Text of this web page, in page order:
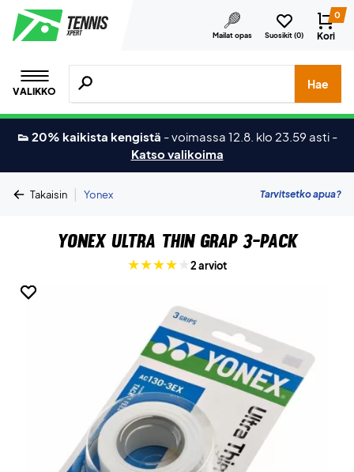
Mailat opas Suosikit (0)
0
Kori
VALIKKO
Hae tuotteita, merkkejä jne.
Hae
👟 20% kaikista kengistä -voimassa 12.8. klo 23.59 asti -
Katso valikoima
Takaisin | Yonex Tarvitsetko apua?
Yonex Ultra Thin Grap 3-pack
2 arviot